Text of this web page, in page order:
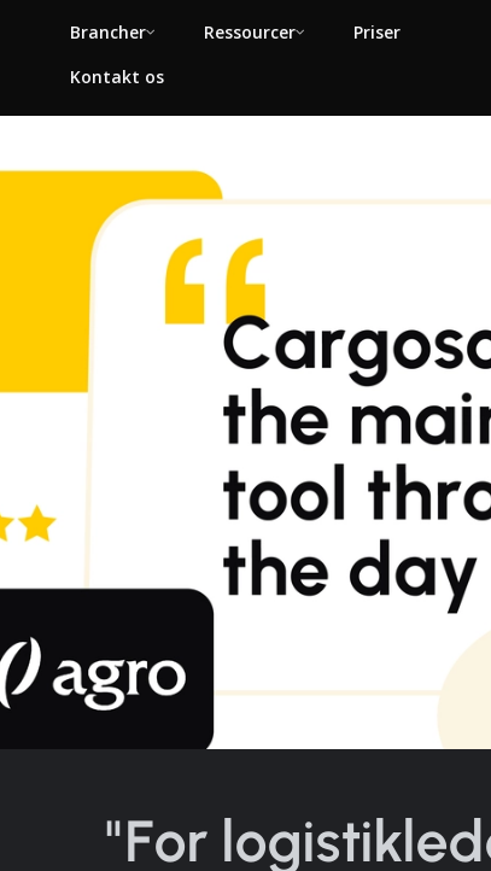
Brancher Ressourcer
Priser
Kontakt os
"For